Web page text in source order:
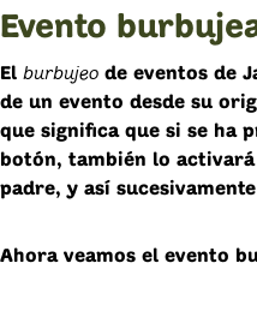
Evento
El burbujeo de eventos de
de un evento desde su
que significa que si se ha
botón, también lo
padre, y así
Ahora veamos el evento